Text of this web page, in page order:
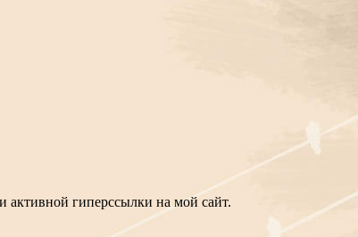
активной гиперссылки на мой сайт.